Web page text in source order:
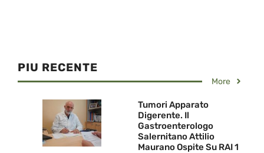
PIU RECENTE
More
Tumori Apparato
Digerente. Il
Gastroenterologo
Salernitano Attilio
Maurano Ospite Su RAI 1